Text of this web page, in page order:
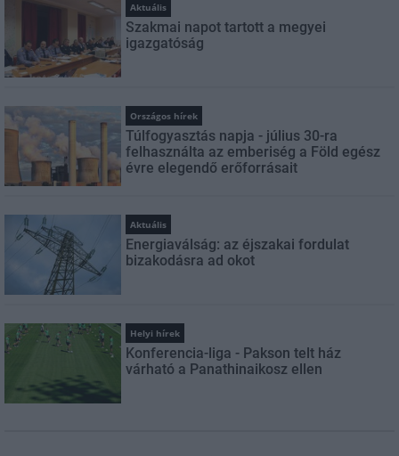
Aktuális
Szakmai napot tartott a megyei
igazgatóság
Országos hírek
Túlfogyasztás napja - július 30-ra
felhasználta az emberiség a Föld egész
évre elegendő erőforrásait
Aktuális
Energiaválság: az éjszakai fordulat
bizakodásra ad okot
Helyi hírek
Konferencia-liga - Pakson telt ház
várható a Panathinaikosz ellen